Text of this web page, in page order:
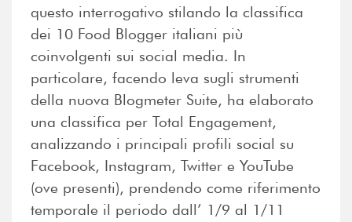
questo interrogativo stilando la classifica
dei 10 Food Blogger italiani più
coinvolgenti sui social media. In
particolare, facendo leva sugli strumenti
della nuova Blogmeter Suite, ha elaborato
una classifica per Total Engagement,
analizzando i principali profili social su
Facebook, Instagram, Twitter e YouTube
(ove presenti), prendendo come riferimento
temporale il periodo dall’ 1/9 al 1/11